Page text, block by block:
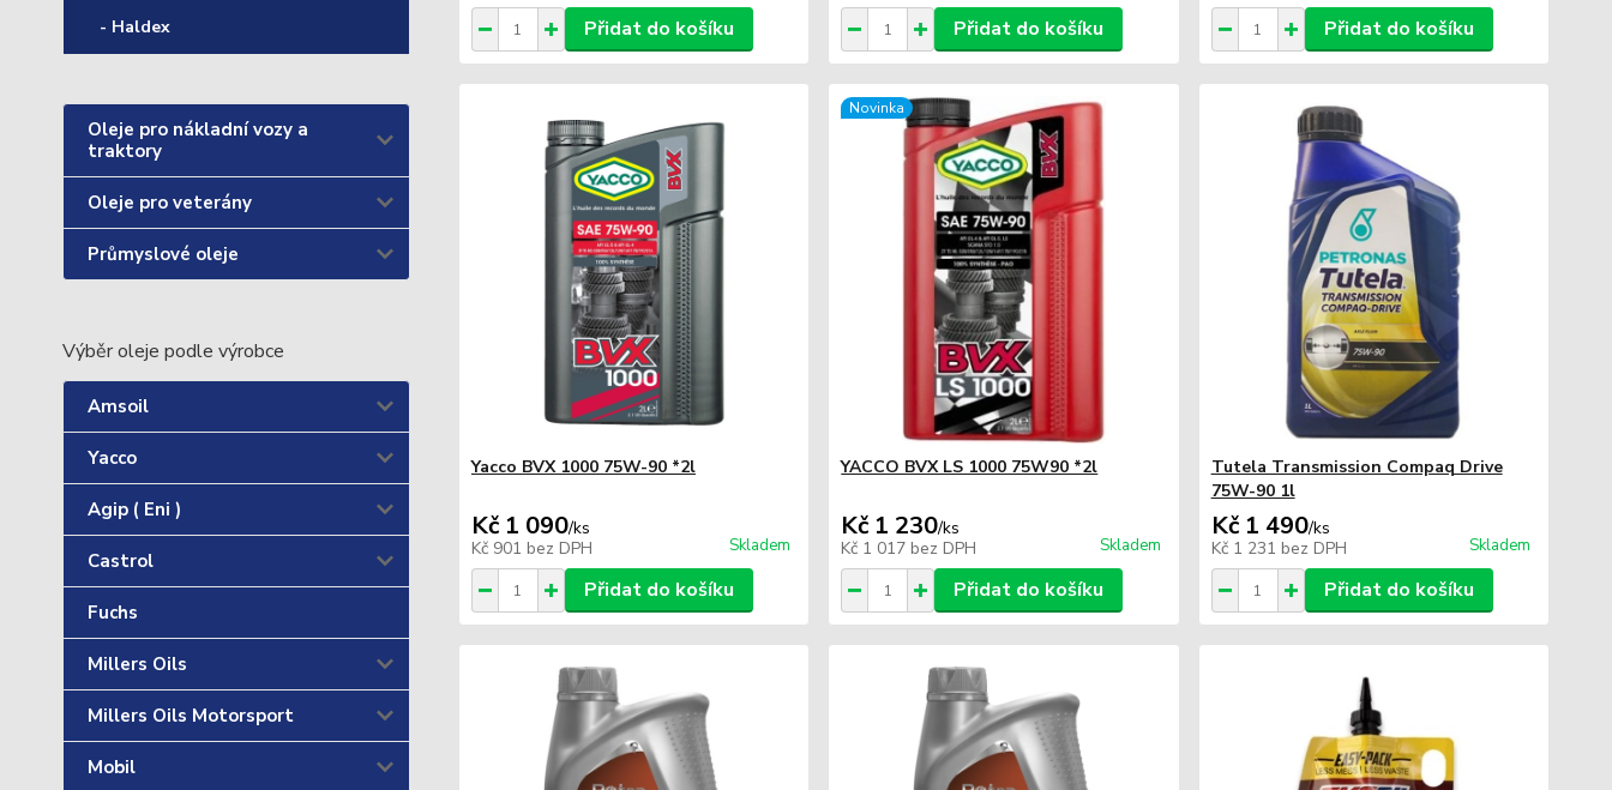
- Haldex
Oleje pro nákladní vozy a
traktory
Oleje pro veterány
Průmyslové oleje
Výběr oleje podle výrobce
Amsoil
Yacco
Agip ( Eni )
Castrol
Fuchs
Millers Oils
Millers Oils Motorsport
Mobil
Přidat do košíku Přidat do košíku Přidat do košíku
Yacco BVX 1000 75W-90 *2l
Kč 1 090/ks
Kč 901 bez DPH Skladem
Přidat do košíku
Novinka
YACCO BVX LS 1000 75W90 *2l
Kč 1 230/ks
Kč 1 017 bez DPH Skladem
Přidat do košíku
Tutela Transmission Compaq Drive
75W-90 1l
Kč 1 490/ks
Kč 1 231 bez DPH Skladem
Přidat do košíku